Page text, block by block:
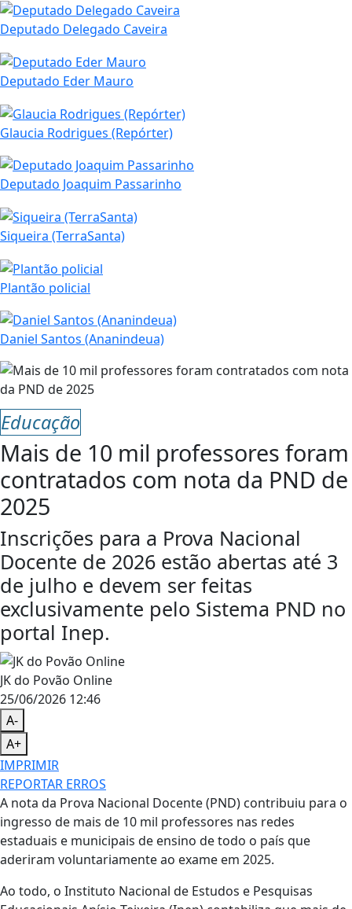
Deputado Delegado Caveira
Deputado Eder Mauro
Glaucia Rodrigues (Repórter)
Deputado Joaquim Passarinho
Siqueira (TerraSanta)
Plantão policial
Daniel Santos (Ananindeua)
Educação
Mais de 10 mil professores foram
contratados com nota da PND de
2025
Inscrições para a Prova Nacional
Docente de 2026 estão abertas até 3
de julho e devem ser feitas
exclusivamente pelo Sistema PND no
portal Inep.
JK do Povão Online
25/06/2026 12:46
A-
A+
IMPRIMIR
REPORTAR ERROS
A nota da Prova Nacional Docente (PND) contribuiu para o
ingresso de mais de 10 mil professores nas redes
estaduais e municipais de ensino de todo o país que
aderiram voluntariamente ao exame em 2025.
Ao todo, o Instituto Nacional de Estudos e Pesquisas